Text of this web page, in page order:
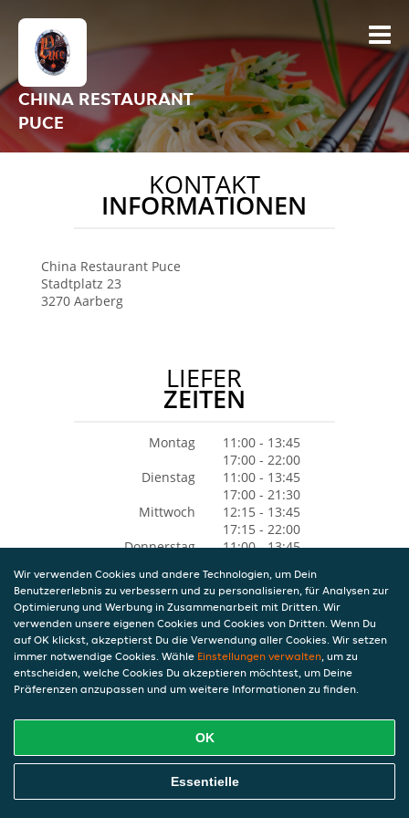
CHINA RESTAURANT
PUCE
KONTAKT
INFORMATIONEN
China Restaurant Puce
Stadtplatz 23
3270 Aarberg
LIEFER
ZEITEN
Montag
11:00 - 13:45
17:00 - 22:00
Dienstag
11:00 - 13:45
17:00 - 21:30
Mittwoch
12:15 - 13:45
17:15 - 22:00
Donnerstag
11:00 - 13:45
Freitag
11:00 - 13:45
17:00 - 22:00
Samstag
11:00 - 13:45
17:00 - 22:00
Sonntag
11:00 - 13:45
17:00 - 22:00
Wir verwenden Cookies und andere Technologien, um Dein
Benutzererlebnis zu verbessern und zu personalisieren, für Analysen zur
Optimierung und Werbung in Zusammenarbeit mit Dritten. Wir
verwenden unsere eigenen Cookies und Cookies von Dritten. Wenn Du
auf OK klickst, akzeptierst Du die Verwendung aller Cookies. Wir setzen
immer notwendige Cookies. Wähle Einstellungen verwalten, um zu
entscheiden, welche Cookies Du akzeptieren möchtest, um Deine
Präferenzen anzupassen und um weitere Informationen zu finden.
OK
Essentielle